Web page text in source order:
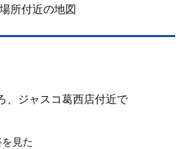
所付近の地図
、ジャスコ葛西店付近で
見た